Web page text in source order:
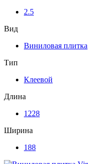
2.5
Вид
Виниловая плитка
Тип
Клеевой
Длина
1228
Ширина
188